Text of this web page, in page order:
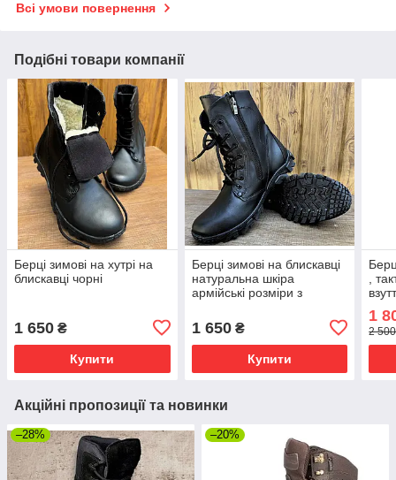
Всі умови повернення
Подібні товари компанії
Берці зимові на хутрі на
блискавці чорні
1 650 ₴
Купити
Берці зимові на блискавці
натуральна шкіра
армійські розміри з
1 650₴
Купити
,
1
2
Акційні пропозиції та новинки
–28% –20%